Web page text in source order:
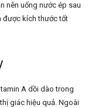
nên uống nước ép sau
được kích thước tốt
A dồi dào trong
giác hiệu quả. Ngoài